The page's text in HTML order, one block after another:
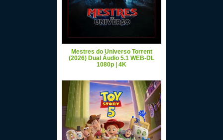
Mestres do Universo Torrent
(2026) Dual Áudio 5.1 WEB-DL
1080p | 4K